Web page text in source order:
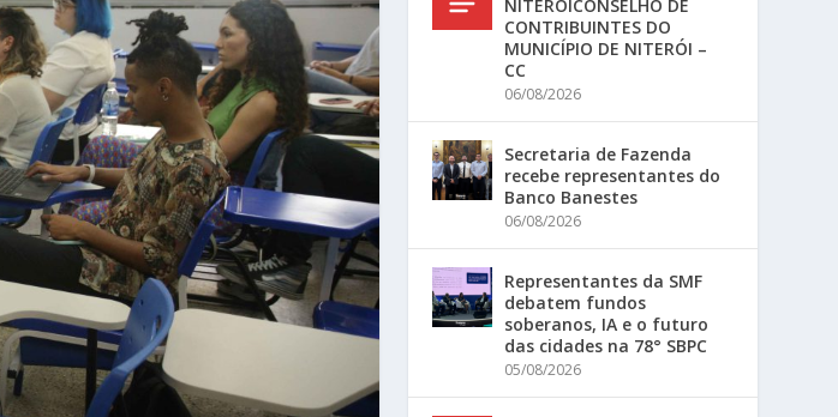
NITERÓICONSELHO DE
CONTRIBUINTES DO
MUNICÍPIO DE NITERÓI –
CC
06/08/2026
Secretaria de Fazenda
recebe representantes do
Banco Banestes
06/08/2026
Representantes da SMF
debatem fundos
soberanos, IA e o futuro
das cidades na 78° SBPC
05/08/2026